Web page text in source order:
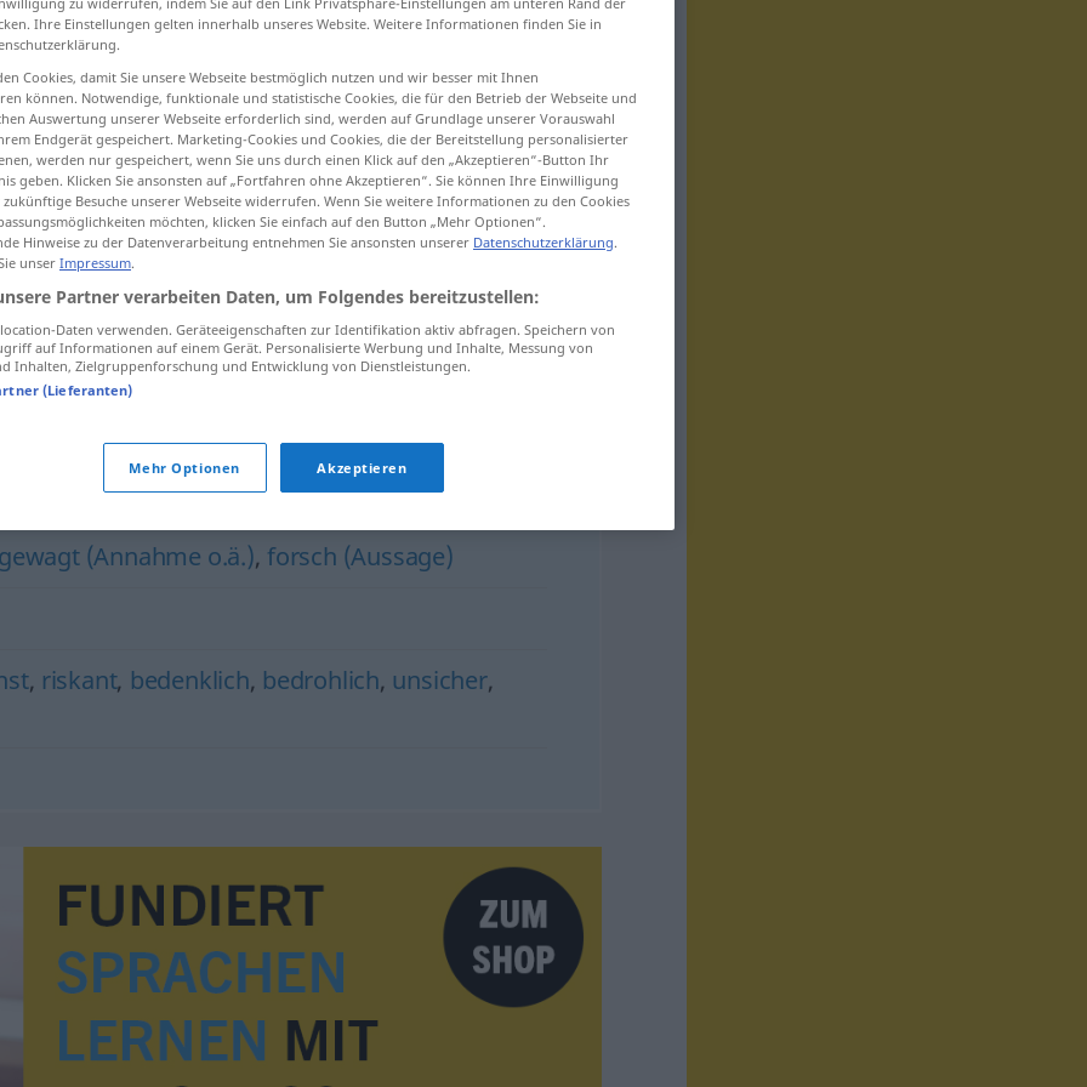
ˈraːt]
tir] abenteuerlich
gewagt (Annahme o.ä.), forsch (Aussage)
, riskant, bedenklich, bedrohlich, unsicher,
Ihre Einstellungen gelten innerhalb unseres Website. Weitere Informationen finden Sie in
Cookies, damit Sie unsere Webseite bestmöglich nutzen und wir besser mit Ihnen
können. Notwendige, funktionale und statistische Cookies, die für den Betrieb der Webseite und
Auswertung unserer Webseite erforderlich sind, werden auf Grundlage unserer Vorauswahl
Endgerät gespeichert. Marketing-Cookies und Cookies, die der Bereitstellung personalisierter
werden nur gespeichert, wenn Sie uns durch einen Klick auf den „Akzeptieren“-Button Ihr
geben. Klicken Sie ansonsten auf „Fortfahren ohne Akzeptieren“. Sie können Ihre Einwilligung
Besuche unserer Webseite widerrufen. Wenn Sie weitere Informationen zu den Cookies
möchten, klicken Sie einfach auf den Button „Mehr Optionen“.
Hinweise zu der Datenverarbeitung entnehmen Sie ansonsten unserer Datenschutzerklärung.
unser Impressum.
Partner verarbeiten Daten, um Folgendes bereitzustellen:
Daten verwenden. Geräteeigenschaften zur Identifikation aktiv abfragen. Speichern von
auf Informationen auf einem Gerät. Personalisierte Werbung und Inhalte, Messung von
Inhalten, Zielgruppenforschung und Entwicklung von Dienstleistungen.
(Lieferanten)
Mehr Optionen Akzeptieren